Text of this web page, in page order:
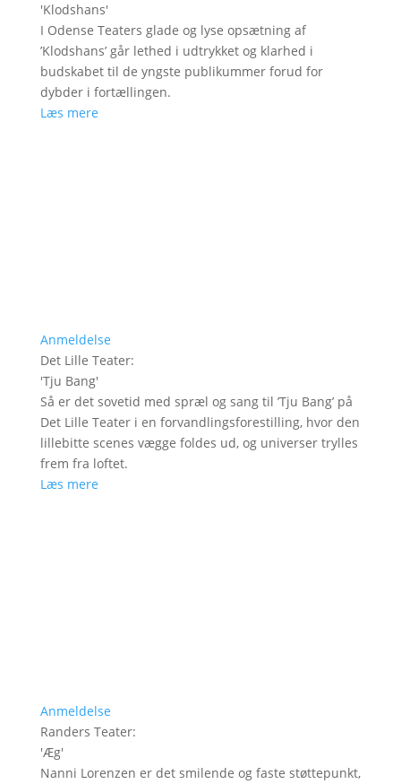
'Klodshans'
I Odense Teaters glade og lyse opsætning af
’Klodshans’ går lethed i udtrykket og klarhed i
budskabet til de yngste publikummer forud for
dybder i fortællingen.
Læs mere
Anmeldelse
Det Lille Teater:
'Tju Bang'
Så er det sovetid med spræl og sang til ’Tju Bang’ på
Det Lille Teater i en forvandlingsforestilling, hvor den
lillebitte scenes vægge foldes ud, og universer trylles
frem fra loftet.
Læs mere
Anmeldelse
Randers Teater:
'Æg'
Nanni Lorenzen er det smilende og faste støttepunkt,